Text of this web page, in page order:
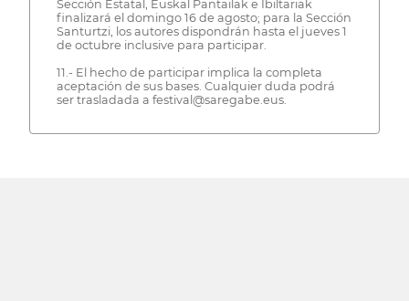
Sección Estatal, Euskal Pantailak e Ibiltariak
finalizará el domingo 16 de agosto; para la Sección
Santurtzi, los autores dispondrán hasta el jueves 1
de octubre inclusive para participar.
11.- El hecho de participar implica la completa
aceptación de sus bases. Cualquier duda podrá
ser trasladada a festival@saregabe.eus.